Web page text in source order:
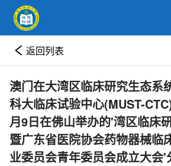
返回列表
澳门在大湾区临床研究生态系
科大临床试验中心(MUST-
月9日在佛山举办的'湾区临床
暨广东省医院协会药物器械临
业委员会青年委员会成立大会